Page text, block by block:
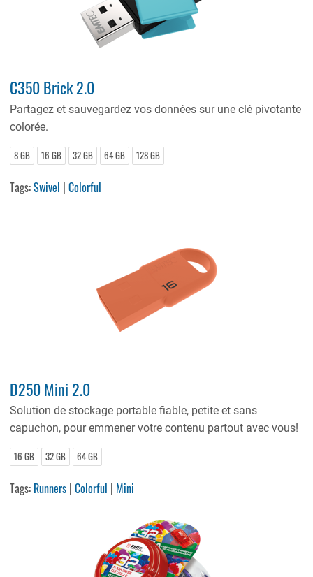
C350 Brick 2.0
Partagez et sauvegardez vos données sur une clé pivotante
colorée.
8 GB 16 GB 32 GB 64 GB 128 GB
Tags:Swivel |Colorful
D250 Mini 2.0
Solution de stockage portable fiable, petite et sans
capuchon, pour emmener votre contenu partout avec vous!
16 GB 32 GB 64 GB
Tags: Runners |Colorful | Mini